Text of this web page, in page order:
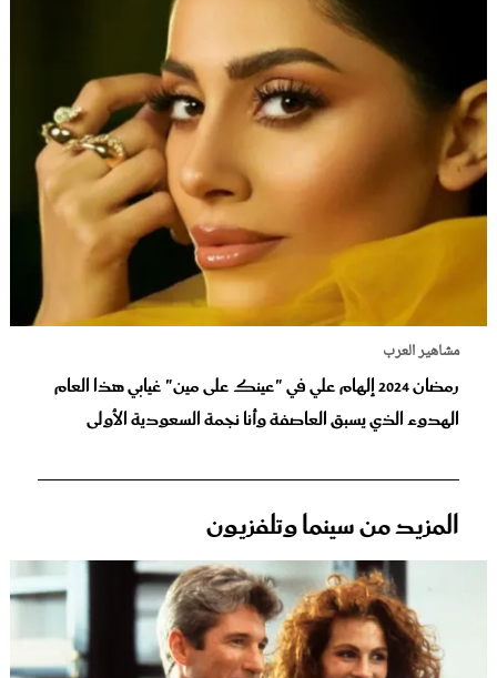
مشاهير العرب
رمضان 2024 إلهام علي في "عينك على مين" غيابي هذا العام
الهدوء الذي يسبق العاصفة وأنا نجمة السعودية الأولى
المزيد من سينما وتلفزيون